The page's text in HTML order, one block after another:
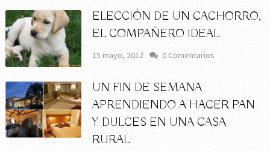
ELECCIÓN DE UN CACHORRO,
EL COMPAÑERO IDEAL
15 mayo, 2012 0 Comentarios
UN FIN DE SEMANA
APRENDIENDO A HACER PAN
Y DULCES EN UNA CASA
RURAL